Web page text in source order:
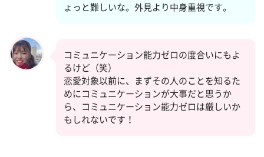
ょっと難しいな。外見より中身重視です。
コミュニケーション能力ゼロの度合いにもよ
るけど（笑）
恋愛対象以前に、まずその人のことを知るた
めにコミュニケーションが大事だと思うか
ら、コミュニケーション能力ゼロは厳しいか
もしれないです！